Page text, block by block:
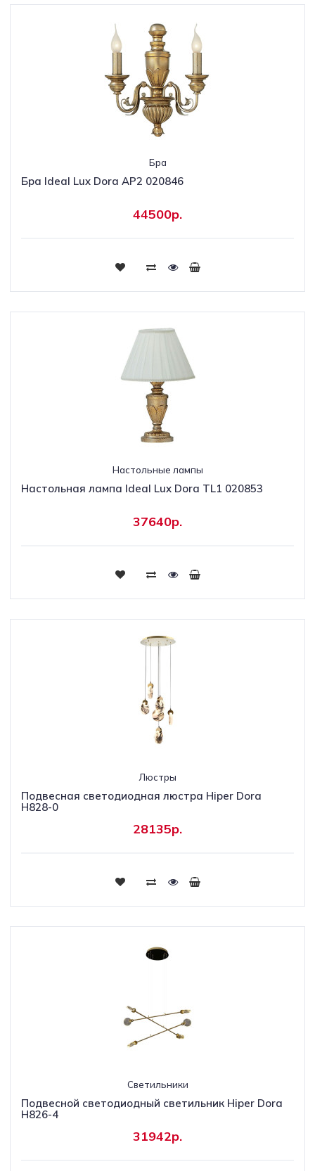
Бра
Бра Ideal Lux Dora AP2 020846
44500р.
Настольные лампы
Настольная лампа Ideal Lux Dora TL1 020853
37640р.
Люстры
Подвесная светодиодная люстра Hiper Dora
H828-0
28135р.
Светильники
Подвесной светодиодный светильник Hiper Dora
H826-4
31942р.